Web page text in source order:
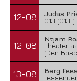
12-08
Judas
013 (013
12-08
Ntjam
Theater
(Den
13-08
Berg